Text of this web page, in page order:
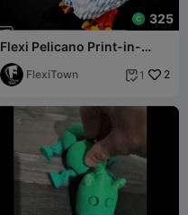
325
Flexi Pelicano Print-in-
Place
FlexiTown  1 2